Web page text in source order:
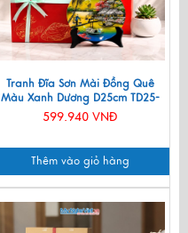
Tranh Đĩa Sơn Mài Đồng Quê
Màu Xanh Dương D25cm TD25-
2.5
599.940 VNĐ
Thêm vào giỏ hàng